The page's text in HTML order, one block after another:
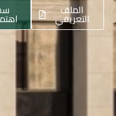
الملف
التعريفي